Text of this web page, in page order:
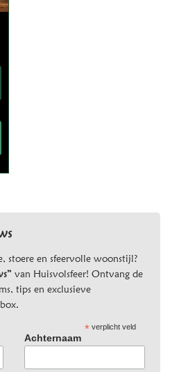
stoere en sfeervolle woonstijl?
van Huisvolsfeer! Ontvang de
tips en exclusieve
*verplicht veld
Achternaam